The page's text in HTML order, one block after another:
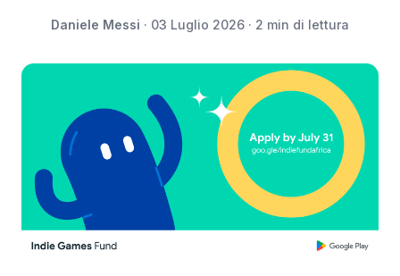
Daniele Messi · 03 Luglio 2026 · 2 min di lettura